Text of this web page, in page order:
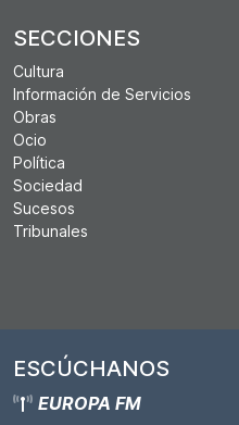
SECCIONES
Cultura
Información de Servicios
Obras
Ocio
Política
Sociedad
Sucesos
Tribunales
ESCÚCHANOS
EUROPA FM